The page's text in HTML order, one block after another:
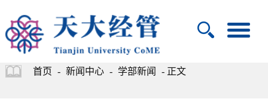
首页 - 新闻中心 - 学部新闻 - 正文